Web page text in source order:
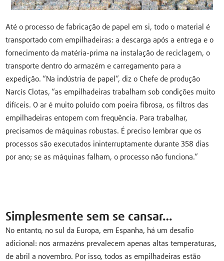
Até o processo de fabricação de papel em si, todo o material é
transportado com empilhadeiras: a descarga após a entrega e o
fornecimento da matéria-prima na instalação de reciclagem, o
transporte dentro do armazém e carregamento para a
expedição. “Na indústria de papel”, diz o Chefe de produção
Narcís Clotas, “as empilhadeiras trabalham sob condições muito
difíceis. O ar é muito poluído com poeira fibrosa, os filtros das
empilhadeiras entopem com frequência. Para trabalhar,
precisamos de máquinas robustas. É preciso lembrar que os
processos são executados ininterruptamente durante 358 dias
por ano; se as máquinas falham, o processo não funciona.”
Simplesmente sem se cansar…
No entanto, no sul da Europa, em Espanha, há um desafio
adicional: nos armazéns prevalecem apenas altas temperaturas,
de abril a novembro. Por isso, todos as empilhadeiras estão